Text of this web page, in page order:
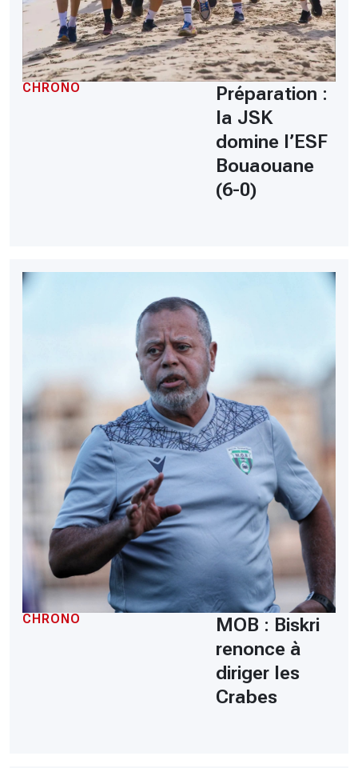
CHRONO
Préparation :
la JSK
domine l’ESF
Bouaouane
(6-0)
CHRONO
MOB : Biskri
renonce à
diriger les
Crabes